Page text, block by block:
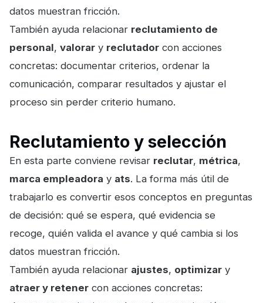
datos muestran fricción.
También ayuda relacionar reclutamiento de
personal, valorar y reclutador con acciones
concretas: documentar criterios, ordenar la
comunicación, comparar resultados y ajustar el
proceso sin perder criterio humano.
Reclutamiento y selección
En esta parte conviene revisar reclutar, métrica,
marca empleadora y ats. La forma más útil de
trabajarlo es convertir esos conceptos en preguntas
de decisión: qué se espera, qué evidencia se
recoge, quién valida el avance y qué cambia si los
datos muestran fricción.
También ayuda relacionar ajustes, optimizar y
atraer y retener con acciones concretas: